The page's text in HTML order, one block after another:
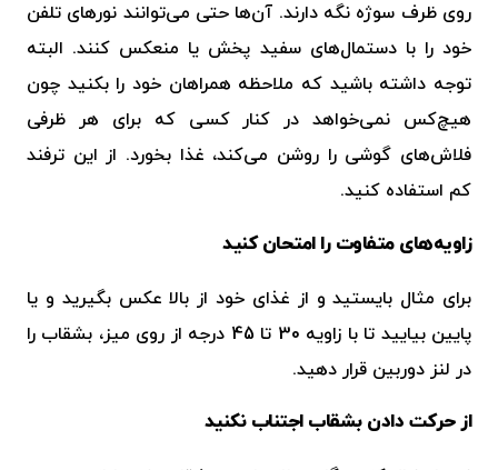
روی ظرف سوژه نگه دارند. آن‌ها حتی می‌توانند نورهای تلفن
خود را با دستمال‌های سفید پخش یا منعکس کنند. البته
توجه داشته باشید که ملاحظه همراهان خود را بکنید چون
هیچ‌کس نمی‌خواهد در کنار کسی که برای هر ظرفی
فلاش‌های گوشی را روشن می‌کند، غذا بخورد. از این ترفند
کم استفاده کنید.
زاویه‌های متفاوت را امتحان کنید
برای مثال بایستید و از غذای خود از بالا عکس بگیرید و یا
پایین بیایید تا با زاویه 30 تا 45 درجه از روی میز، بشقاب را
در لنز دوربین قرار دهید.
از حرکت دادن بشقاب اجتناب نکنید